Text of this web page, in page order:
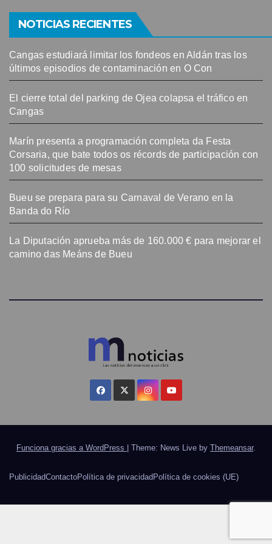
NOTICIAS RECIENTES
Cangas estudiará limitar los fondeos en Aldán tras los
últimos episodios de contaminación en O Con
El cierre total del parking de Ojea colapsa el tráfico en
Cangas
Marín presenta a programación completa da Festa
Corsaria, que bate todos os récords de participación con
100 solicitudes de mesas
Bueu se prepara para su Carnaval de Verano en la
Banda do Río
La Diputación aprueba más de 160.000 € para mejorar el
camino das Meáns de Bueu
Funciona gracias a WordPress Theme: News Live by Themeansar.
PublicidadContactoPolítica de privacidad Política de cookies (UE)